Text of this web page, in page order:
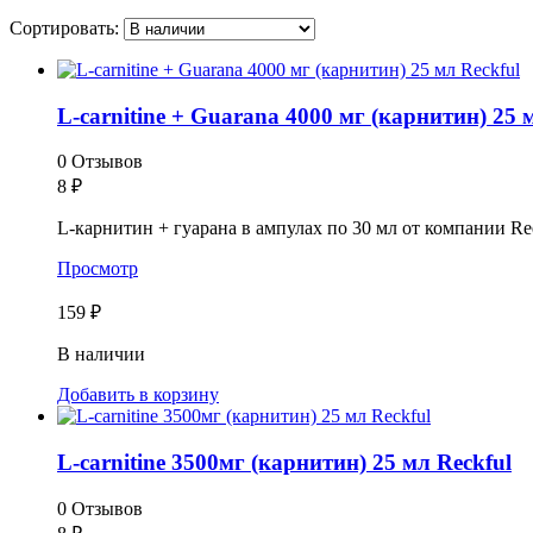
Сортировать:
L-carnitine + Guarana 4000 мг (карнитин) 25
0 Отзывов
8 ₽
L-карнитин + гуарана в ампулах по 30 мл от компании
Просмотр
159 ₽
В наличии
Добавить в корзину
L-carnitine 3500мг (карнитин) 25 мл Reckful
0 Отзывов